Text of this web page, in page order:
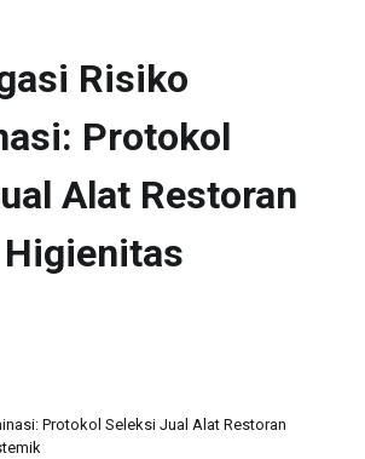
Risiko
Protokol
Alat Restoran
Protokol Seleksi Jual Alat Restoran